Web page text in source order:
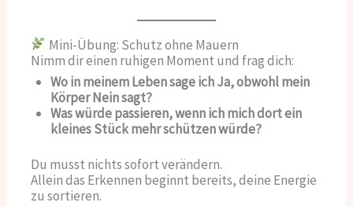
Mini-Übung: Schutz ohne Mauern
Nimm dir einen ruhigen Moment und frag dich:
Wo in meinem Leben sage ich Ja, obwohl mein
Körper Nein sagt?
Was würde passieren, wenn ich mich dort ein
kleines Stück mehr schützen würde?
Du musst nichts sofort verändern.
Allein das Erkennen beginnt bereits, deine Energie
zu sortieren.